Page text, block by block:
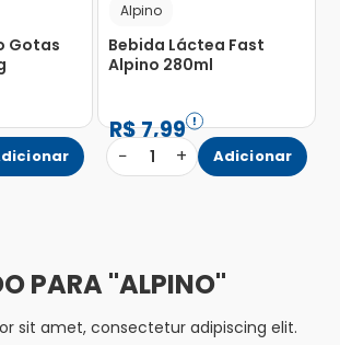
Gotas
Alpino
Bebida Láctea Fast
Alpino 280ml
R$7,99
− 1 + Adicionar
ALPINO
sit amet, consectetur adipiscing elit.